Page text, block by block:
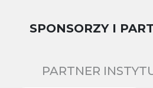
SPONSORZY I
PARTNER